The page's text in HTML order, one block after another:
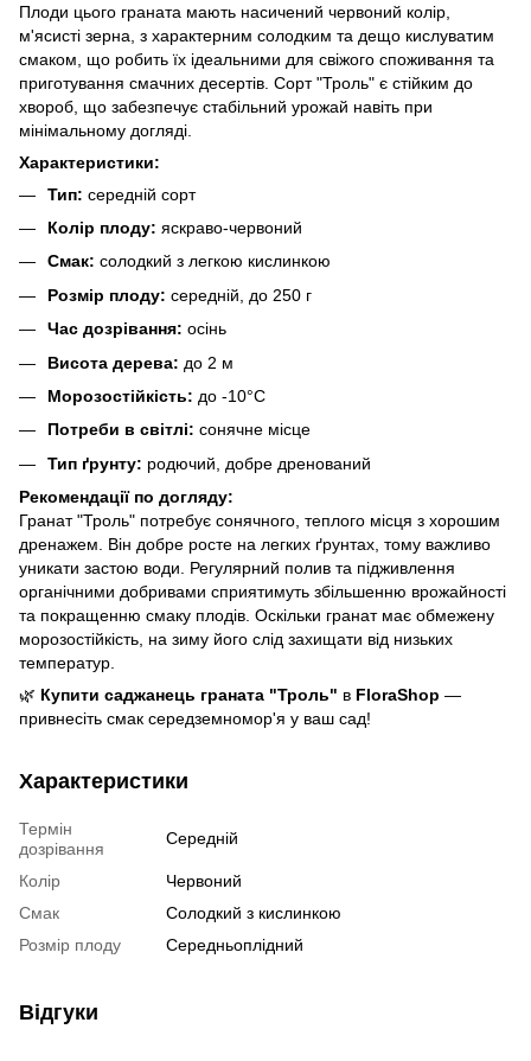
Плоди цього граната мають насичений червоний колір,
м'ясисті зерна, з характерним солодким та дещо кислуватим
смаком, що робить їх ідеальними для свіжого споживання та
приготування смачних десертів. Сорт "Троль" є стійким до
хвороб, що забезпечує стабільний урожай навіть при
мінімальному догляді.
Характеристики:
Тип: середній сорт
Колір плоду: яскраво-червоний
Смак: солодкий з легкою кислинкою
Розмір плоду: середній, до 250 г
Час дозрівання: осінь
Висота дерева: до 2 м
Морозостійкість: до -10°C
Потреби в світлі: сонячне місце
Тип ґрунту: родючий, добре дренований
Рекомендації по догляду:
Гранат "Троль" потребує сонячного, теплого місця з хорошим
дренажем. Він добре росте на легких ґрунтах, тому важливо
уникати застою води. Регулярний полив та підживлення
органічними добривами сприятимуть збільшенню врожайності
та покращенню смаку плодів. Оскільки гранат має обмежену
морозостійкість, на зиму його слід захищати від низьких
температур.
🌿 Купити саджанець граната "Троль" в FloraShop —
привнесіть смак середземномор'я у ваш сад!
Характеристики
Термін
дозрівання
Середній
Колір
Червоний
Смак
Солодкий з кислинкою
Розмір плоду
Середньоплідний
Відгуки